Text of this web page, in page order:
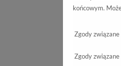
B3781/N-L43-
końcowym.
Zgody
Zgody